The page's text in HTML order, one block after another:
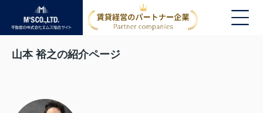
山本 裕之の紹介ページ